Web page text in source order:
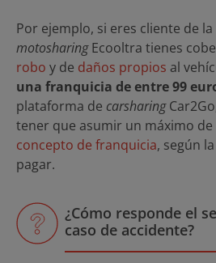
Por ejemplo, si eres cliente de
motosharingEcooltra tienes
robo y de daños propios al
una franquicia de entre 99
plataforma de carsharing
tener que asumir un máximo de
concepto de franquicia, según
pagar.
¿Cómo responde el
caso de accidente?